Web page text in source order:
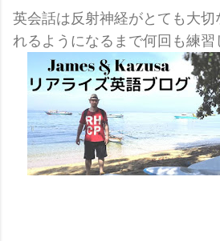
英会話は反射神経がとても大切
れるようになるまで何回も練習